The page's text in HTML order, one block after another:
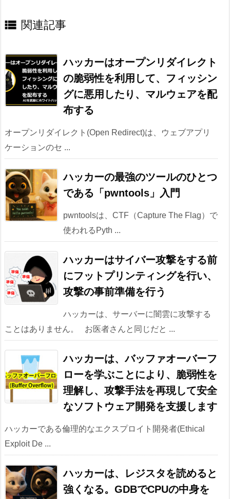
 関連記事
ハッカーはオープンリダイレクト
の脆弱性を利用して、フィッシン
グに悪用したり、マルウェアを配
布する
オープンリダイレクト(Open Redirect)は、ウェブアプリ
ケーションのセ ...
ハッカーの最強のツールのひとつ
である「pwntools」入門
pwntoolsは、CTF（Capture The Flag）で
使われるPyth ...
ハッカーはサイバー攻撃をする前
にフットプリンティングを行い、
攻撃の事前準備を行う
ハッカーは、サーバーに闇雲に攻撃する
ことはありません。 お医者さんと同じだと ...
ハッカーは、バッファオーバーフ
ローを学ぶことにより、脆弱性を
理解し、攻撃手法を再現して安全
なソフトウェア開発を支援します
ハッカーである倫理的なエクスプロイト開発者(Ethical
Exploit De ...
ハッカーは、レジスタを読めると
強くなる。GDBでCPUの中身を